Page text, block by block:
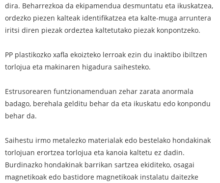
dira. Beharrezkoa da ekipamendua desmuntatu eta ikuskatzea,
ordezko piezen kalteak identifikatzea eta kalte-muga arruntera
iritsi diren piezak ordeztea kaltetutako piezak konpontzeko.
PP plastikozko xafla ekoizteko lerroak ezin du inaktibo ibiltzen
torlojua eta makinaren higadura saihesteko.
Estrusorearen funtzionamenduan zehar zarata anormala
badago, berehala gelditu behar da eta ikuskatu edo konpondu
behar da.
Saihestu irmo metalezko materialak edo bestelako hondakinak
torlojuan erortzea torlojua eta kanoia kaltetu ez dadin.
Burdinazko hondakinak barrikan sartzea ekiditeko, osagai
magnetikoak edo bastidore magnetikoak instalatu daitezke